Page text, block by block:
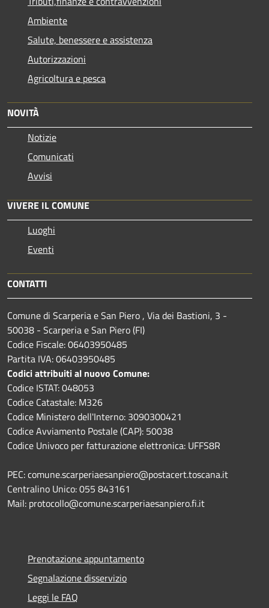
Ambiente
Salute, benessere e assistenza
Autorizzazioni
Agricoltura e pesca
NOVITÀ
Notizie
Comunicati
Avvisi
VIVERE IL COMUNE
Luoghi
Eventi
CONTATTI
Comune di Scarperia e San Piero , Via dei Bastioni, 3 -
50038 - Scarperia e San Piero (FI)
Codice Fiscale: 06403950485
Partita IVA: 06403950485
Codici attribuiti al nuovo Comune:
Codice ISTAT: 048053
Codice Catastale: M326
Codice Ministero dell'Interno: 3090300421
Codice Avviamento Postale (CAP): 50038
Codice Univoco per fatturazione elettronica: UFFS8R
PEC: comune.scarperiaesanpiero@postacert.toscana.it
Centralino Unico: 055 843161
Mail: protocollo@comune.scarperiaesanpiero.fi.it
Prenotazione appuntamento
Segnalazione disservizio
Leggi le FAQ